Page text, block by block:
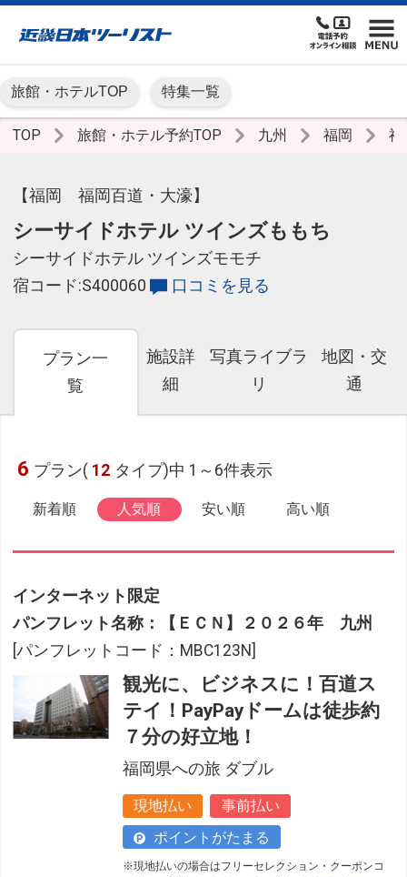
旅館・ホテルTOP 特集一覧
TOP 旅館・ホテル予約TOP 九州 福岡
【福岡 福岡百道・大濠】
シーサイドホテル ツインズももち
シーサイドホテル ツインズモモチ
宿コード:S400060
口コミを見る
プラン一
覧
施設詳
細
写真ライブラ
リ
地図・交
通
6 プラン( 12 タイプ)中 1～6件表示
新着順 人気順 安い順 高い順
インターネット限定
パンフレット名称：【ＥＣＮ】２０２６年 九州
[パンフレットコード：MBC123N]
観光に、ビジネスに！百道ス
テイ！PayPayドームは徒歩約
７分の好立地！
福岡県への旅 ダブル
現地払い
事前払い
ポイントがたまる
※現地払いの場合はフリーセレクション・クーポンコ